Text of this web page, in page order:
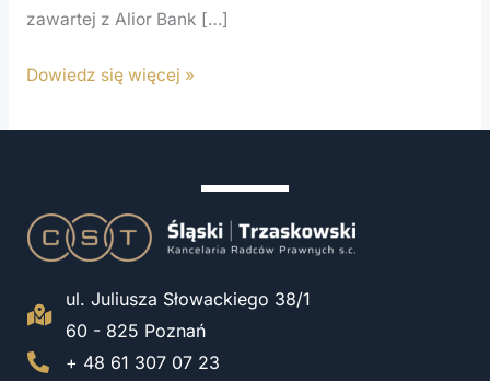
zawartej z Alior Bank […]
Dowiedz się więcej »
ul. Juliusza Słowackiego 38/1
60 - 825 Poznań
+ 48 61 307 07 23